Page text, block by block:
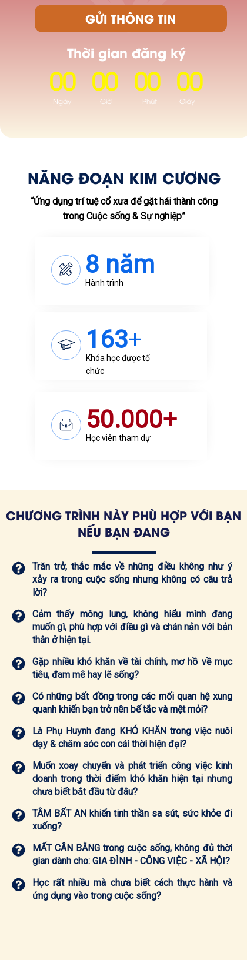
GỬI THÔNG TIN
Thời gian đăng ký
00 00 00 00
Giờ Phút
Ngày Giây
“Ứng dụng trí tuệ cổ xưa để gặt hái thành công
trong Cuộc sống & Sự nghiệp”
NĂNG ĐOẠN KIM CƯƠNG
163+
Khóa học được tổ
chức
50.000+
Học viên tham dự
8 năm
Hành trình
Trăn trở, thắc mắc về những điều không như ý
xảy ra trong cuộc sống nhưng không có câu trả
lời?
Cảm thấy mông lung, không hiểu mình đang
muốn gì, phù hợp với điều gì và chán nản với bản
thân ở hiện tại.
Gặp nhiều khó khăn về tài chính, mơ hồ về mục
tiêu, đam mê hay lẽ sống?
Có những bất đồng trong các mối quan hệ xung
quanh khiến bạn trở nên bế tắc và mệt mỏi?
Là Phụ Huynh đang KHÓ KHĂN trong việc nuôi
dạy & chăm sóc con cái thời hiện đại?
Muốn xoay chuyển và phát triển công việc kinh
doanh trong thời điểm khó khăn hiện tại nhưng
chưa biết bắt đầu từ đâu?
TÂM BẤT AN khiến tinh thần sa sút, sức khỏe đi
xuống?
MẤT CÂN BẰNG trong cuộc sống, không đủ thời
gian dành cho: GIA ĐÌNH - CÔNG VIỆC - XÃ HỘI?
Học rất nhiều mà chưa biết cách thực hành và
ứng dụng vào trong cuộc sống?
CHƯƠNG TRÌNH NÀY PHÙ HỢP VỚI BẠN
NẾU BẠN ĐANG